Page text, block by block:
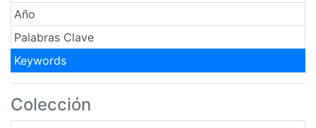
Año
Palabras Clave
Keywords
Colección